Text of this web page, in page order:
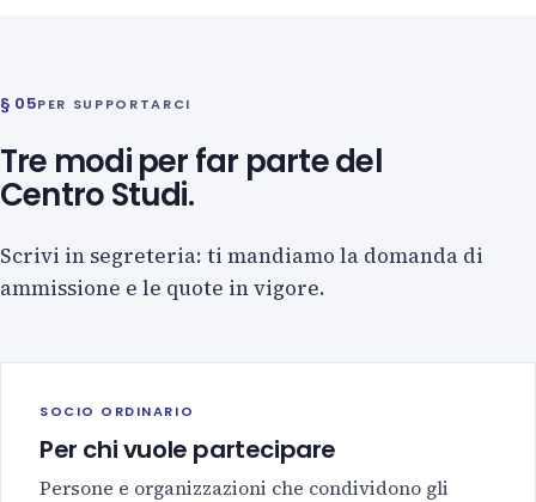
§ 05PER SUPPORTARCI
Tre modi per far parte del
Centro Studi.
Scrivi in segreteria: ti mandiamo la domanda di
ammissione e le quote in vigore.
SOCIO ORDINARIO
Per chi vuole partecipare
Persone e organizzazioni che condividono gli